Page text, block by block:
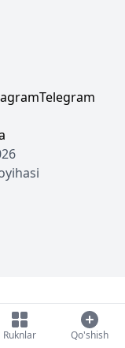
Telegram
Ruknlar Qo'shish